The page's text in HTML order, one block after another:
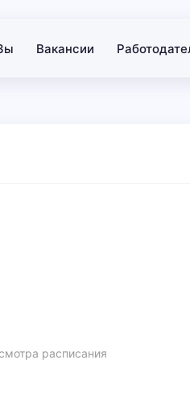
Вакансии
расписания